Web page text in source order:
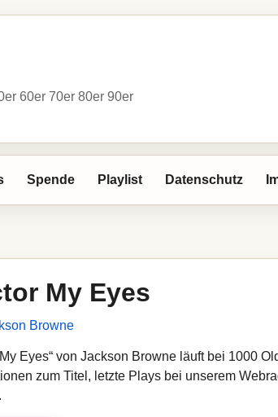
60er 70er 80er 90er
Spende Playlist Datenschutz
My Eyes
Browne
Eyes“ von Jackson Browne läuft bei 1000
zum Titel, letzte Plays bei unserem